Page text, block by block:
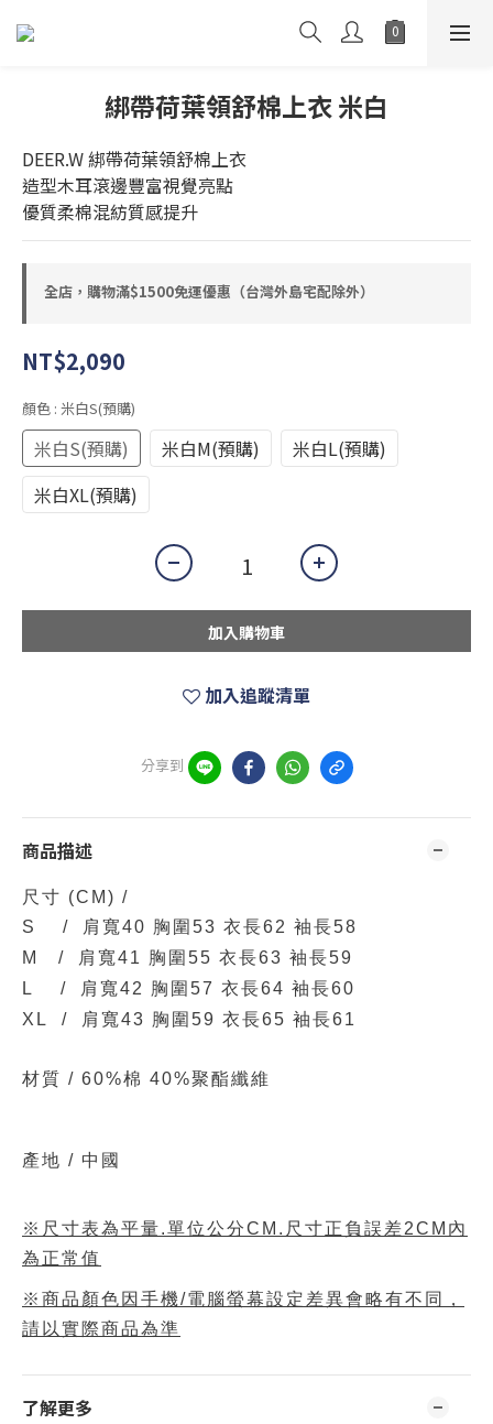
綁帶荷葉領舒棉上衣 米白
DEER.W 綁帶荷葉領舒棉上衣
造型木耳滾邊豐富視覺亮點
優質柔棉混紡質感提升
全店，購物滿$1500免運優惠（台灣外島宅配除外）
NT$2,090
顏色 : 米白S(預購)
米白S(預購) 米白M(預購)
米白L(預購)
米白XL(預購)
加入購物車
加入追蹤清單
分享到
商品描述
尺寸 (CM) /
S / 肩寬40 胸圍53 衣長62 袖長58
M / 肩寬41 胸圍55 衣長63 袖長59
L / 肩寬42 胸圍57 衣長64 袖長60
XL / 肩寬43 胸圍59 衣長65 袖長61
材質 / 60%棉 40%聚酯纖維
產地 / 中國
※尺寸表為平量.單位公分CM.尺寸正負誤差2CM內
為正常值
※商品顏色因手機/電腦螢幕設定差異會略有不同，
請以實際商品為準
了解更多